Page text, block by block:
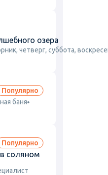
озера
четверг, суббота,
Популярно
баня
Популярно
соляном